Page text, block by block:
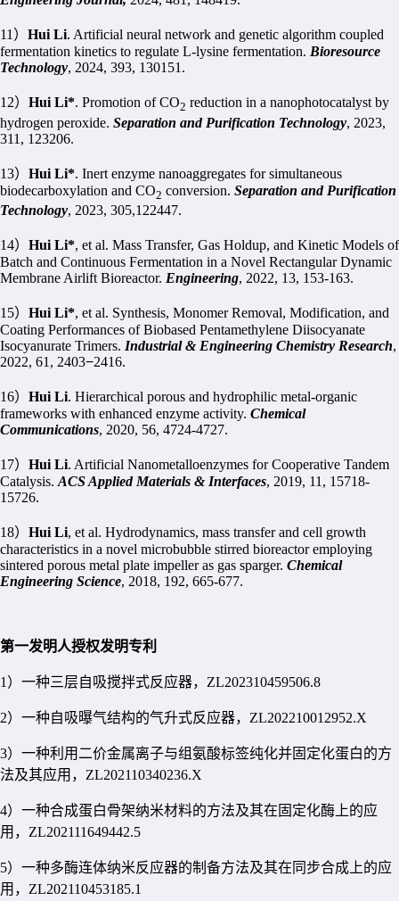
11 ） Hui Li. Artificial neural network and genetic algorithm coupled
fermentation kinetics to regulate L-lysine fermentation. Bioresource
Technology, 2024, 393, 130151.
12） Hui Li*. Promotion of CO2 reduction in a nanophotocatalyst by
hydrogen peroxide. Separation and Purification Technology, 2023,
311, 123206.
13） Hui Li*. Inert enzyme nanoaggregates for simultaneous
biodecarboxylation and CO2 conversion. Separation and Purification
Technology, 2023, 305,122447.
14） Hui Li*, et al. Mass Transfer, Gas Holdup, and Kinetic Models of
Batch and Continuous Fermentation in a Novel Rectangular Dynamic
Membrane Airlift Bioreactor. Engineering, 2022, 13, 153-163.
15） Hui Li*, et al. Synthesis, Monomer Removal, Modification, and
Coating Performances of Biobased Pentamethylene Diisocyanate
Isocyanurate Trimers. Industrial & Engineering Chemistry Research,
2022, 61, 2403−2416.
16） Hui Li. Hierarchical porous and hydrophilic metal-organic
frameworks with enhanced enzyme activity. Chemical
Communications, 2020, 56, 4724-4727.
17） Hui Li. Artificial Nanometalloenzymes for Cooperative Tandem
Catalysis. ACS Applied Materials & Interfaces, 2019, 11, 15718-
15726.
18） Hui Li, et al. Hydrodynamics, mass transfer and cell growth
characteristics in a novel microbubble stirred bioreactor employing
sintered porous metal plate impeller as gas sparger. Chemical
Engineering Science, 2018, 192, 665-677.
第一发明人授权发明专利
1 ）一种三层自吸搅拌式反应器， ZL202310459506.8
2）一种自吸曝气结构的气升式反应器， ZL202210012952.X
3）一种利用二价金属离子与组氨酸标签纯化并固定化蛋白的方
法及其应用， ZL202110340236.X
4）一种合成蛋白骨架纳米材料的方法及其在固定化酶上的应
用， ZL202111649442.5
5）一种多酶连体纳米反应器的制备方法及其在同步合成上的应
用， ZL202110453185.1